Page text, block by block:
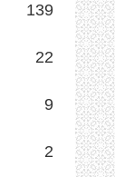
139
22
9
2